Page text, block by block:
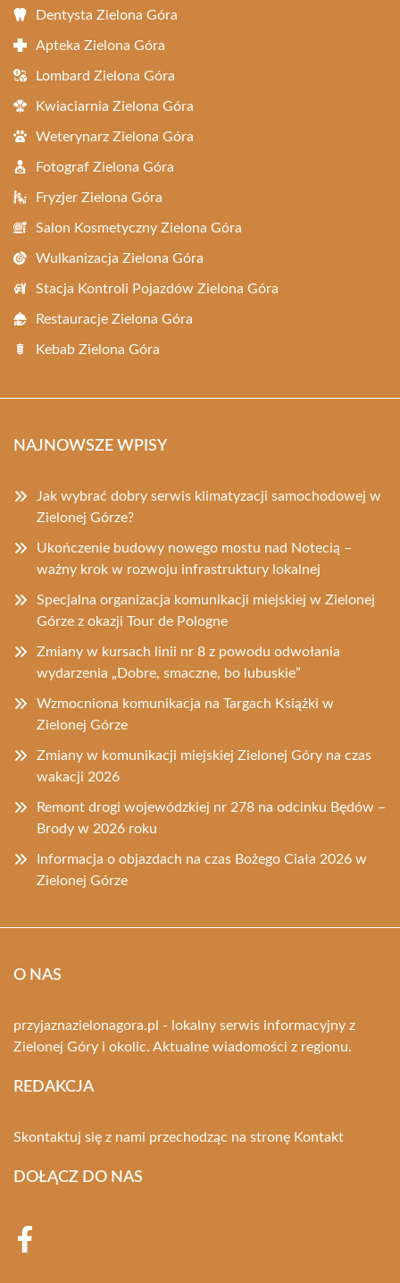
Dentysta Zielona Góra
Apteka Zielona Góra
Lombard Zielona Góra
Kwiaciarnia Zielona Góra
Weterynarz Zielona Góra
Fotograf Zielona Góra
Fryzjer Zielona Góra
Salon Kosmetyczny Zielona Góra
Wulkanizacja Zielona Góra
Stacja Kontroli Pojazdów Zielona Góra
Restauracje Zielona Góra
Kebab Zielona Góra
NAJNOWSZE WPISY
Jak wybrać dobry serwis klimatyzacji samochodowej w
Zielonej Górze?
Ukończenie budowy nowego mostu nad Notecią –
ważny krok w rozwoju infrastruktury lokalnej
Specjalna organizacja komunikacji miejskiej w Zielonej
Górze z okazji Tour de Pologne
Zmiany w kursach linii nr 8 z powodu odwołania
wydarzenia „Dobre, smaczne, bo lubuskie”
Wzmocniona komunikacja na Targach Książki w
Zielonej Górze
Zmiany w komunikacji miejskiej Zielonej Góry na czas
wakacji 2026
Remont drogi wojewódzkiej nr 278 na odcinku Będów –
Brody w 2026 roku
Informacja o objazdach na czas Bożego Ciała 2026 w
Zielonej Górze
O NAS
przyjaznazielonagora.pl - lokalny serwis informacyjny z
Zielonej Góry i okolic. Aktualne wiadomości z regionu.
REDAKCJA
Skontaktuj się z nami przechodząc na stronę Kontakt
DOŁĄCZ DO NAS